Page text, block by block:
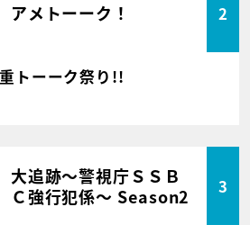
アメトーーク！ 2
トーーク祭り!!
大追跡～警視庁ＳＳＢ
Ｃ強行犯係～ Season2
3